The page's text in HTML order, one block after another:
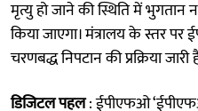
मृत्यु हो जाने की स्थिति में भुगतान
किया जाएगा। मंत्रालय के स्तर पर
चरणबद्ध निपटान की प्रक्रिया जारी
डिजिटल पहल: ईपीएफओ